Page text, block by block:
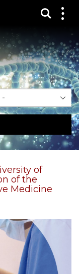
Vis
of
of the
Medicine